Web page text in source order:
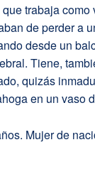
trabaja
de perder a
desde un
Tiene,
quizás
en un vaso
Mujer de